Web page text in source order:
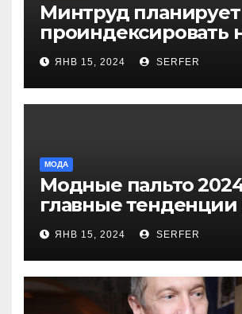
Минтруд планирует
проиндексировать
более 40 выплат и
компенсаций
ЯНВ 15, 2024 SERFER
МОДА
Модные пальто
главные
новинок
ЯНВ 15, 2024 SERFER